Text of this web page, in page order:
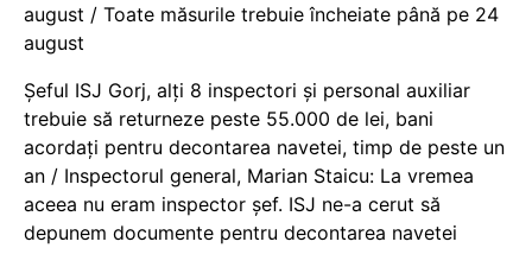
august / Toate măsurile trebuie încheiate până pe 24
august
Șeful ISJ Gorj, alți 8 inspectori și personal auxiliar
trebuie să returneze peste 55.000 de lei, bani
acordați pentru decontarea navetei, timp de peste un
an / Inspectorul general, Marian Staicu: La vremea
aceea nu eram inspector șef. ISJ ne-a cerut să
depunem documente pentru decontarea navetei